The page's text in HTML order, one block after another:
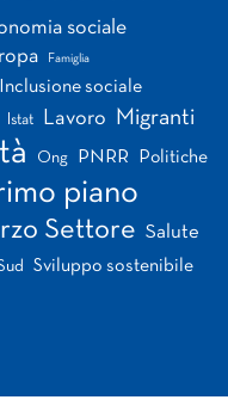
sociale
Famiglia
Inclusione sociale
Istat Lavoro Migranti
Ong PNRR Politiche
piano
Settore Salute
Sviluppo sostenibile